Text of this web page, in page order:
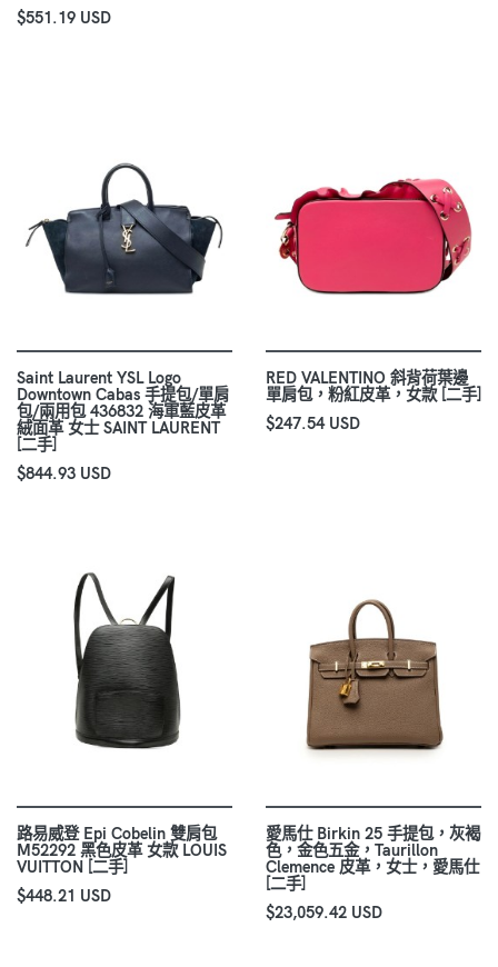
$551.19 USD
Saint Laurent YSL Logo
Downtown Cabas 手提包/單肩
包/兩用包 436832 海軍藍皮革
絨面革 女士 SAINT LAURENT
[二手]
$844.93 USD
RED VALENTINO 斜背荷葉邊
單肩包，粉紅皮革，女款 [二手]
$247.54 USD
路易威登 Epi Cobelin 雙肩包
M52292 黑色皮革 女款 LOUIS
VUITTON [二手]
$448.21 USD
愛馬仕 Birkin 25 手提包，灰褐
色，金色五金，Taurillon
Clemence 皮革，女士，愛馬仕
[二手]
$23,059.42 USD